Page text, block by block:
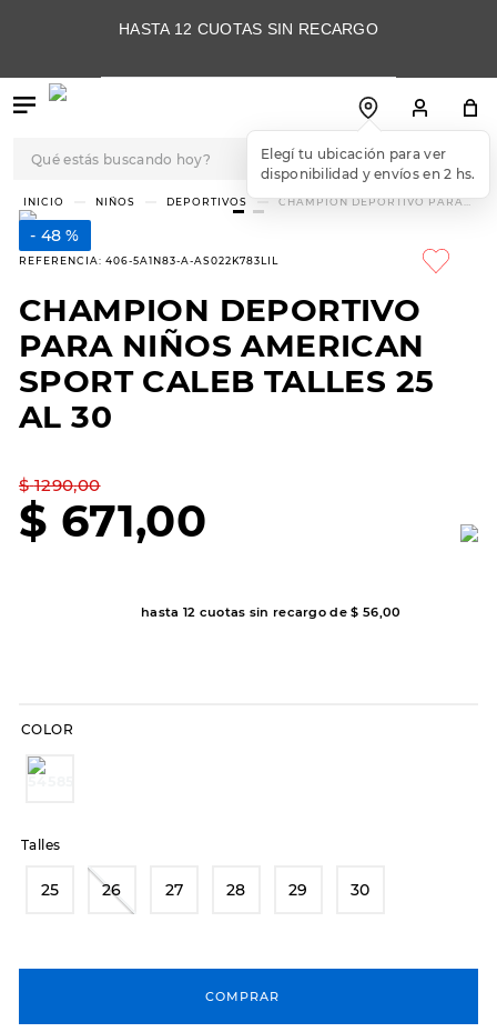
HASTA 12 CUOTAS SIN RECARGO
Elegí tu ubicación para ver
disponibilidad y envíos en 2 hs.
NIÑOS DEPORTIVOS
CHAMPION DEPORTIVO PARA
48 %
REFERENCIA: 406-5A1N83-A-AS022K783LIL
CHAMPION DEPORTIVO
PARA NIÑOS AMERICAN
SPORT CALEB TALLES 25
AL 30
$ 1290,00
$ 671,00
hasta 12 cuotas sin recargo de$ 56,00
COLOR
Talles
25 26 27 28 29 30
COMPRAR
TÉRMINOS MÁS
BUSCADOS
1 .
.
skechers slip-ins
4.
championes
10
botas dama